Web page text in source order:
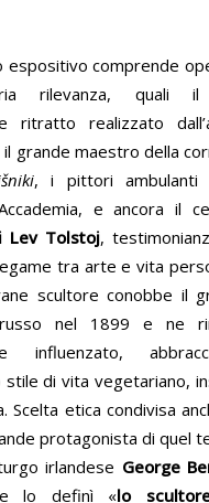
espositivo comprende
rilevanza, quali
ritratto realizzato
il grande maestro della
, i pittori ambulanti
e ancora il
Lev Tolstoj,
tra arte e vita
scultore conobbe il
nel 1899 e ne
influenzato,
stile di vita vegetariano,
Scelta etica condivisa
protagonista di quel
irlandese George
lo definì «lo